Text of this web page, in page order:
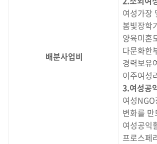
배분사업비
여성가장
봄빛장학
양육미혼
다문화한
경력보유
이주여성
3.여성공
여성
변화를
여성공익
프로스페